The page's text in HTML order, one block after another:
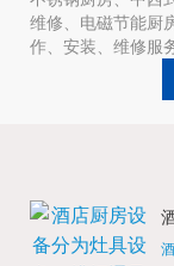
维修、电磁节能厨
作、安装、维修服务